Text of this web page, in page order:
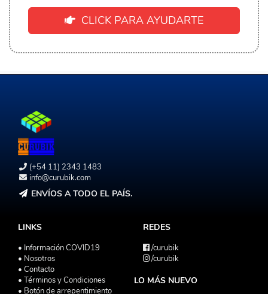
CLICK PARA AYUDARTE
(+54 11) 2343 1483
info@curubik.com
ENVÍOS A TODO EL PAÍS.
LINKS
• Información COVID19
• Nosotros
• Contacto
• Términos y Condiciones
• Botón de arrepentimiento
REDES
/curubik
/curubik
LO MÁS NUEVO